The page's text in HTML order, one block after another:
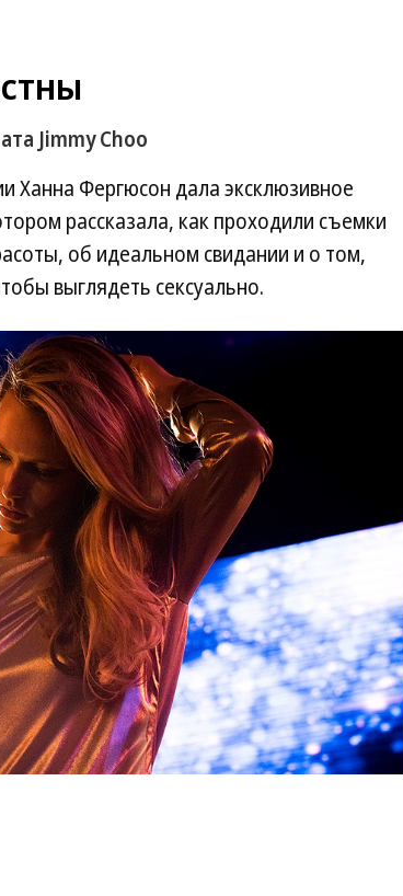
Jimmy Choo
Ханна Фергюсон дала эксклюзивное
рассказала, как проходили съемки
об идеальном свидании и о том,
выглядеть сексуально.